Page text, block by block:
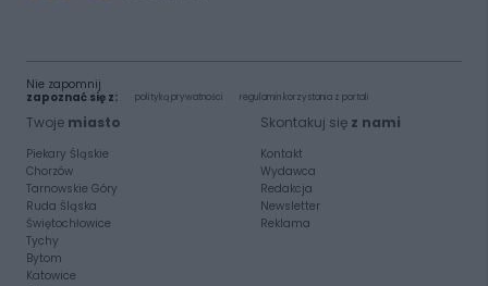
Nie zapomnij
zapoznać się z:
polityką prywatności regulamin korzystania z portali
Twoje miasto
Piekary Śląskie
Chorzów
Tarnowskie Góry
Ruda Śląska
Świętochłowice
Tychy
Bytom
Katowice
Skontakuj się z nami
Kontakt
Wydawca
Redakcja
Newsletter
Reklama